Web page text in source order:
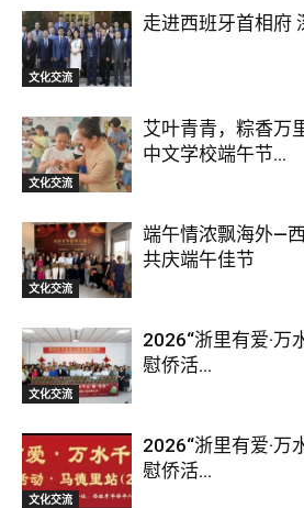
文化交流
走进西班牙首相府
文化交流
艾叶青青，粽香万
中文学校端午节...
文化交流
端午情浓飘海外—
共庆端午佳节
文化交流
2026“浙里有爱·万
慰侨活...
文化交流
2026“浙里有爱·万
慰侨活...